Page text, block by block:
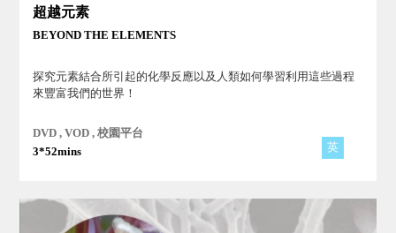
超越元素
BEYOND THE ELEMENTS
探究元素結合所引起的化學反應以及人類如何學習利用這些過程
來豐富我們的世界！
DVD , VOD , 校園平台
3*52mins
英